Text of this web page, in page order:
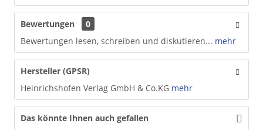
Bewertungen
0
Bewertungen lesen, schreiben und diskutieren... mehr
Hersteller (GPSR)
Heinrichshofen Verlag GmbH & Co.KG mehr
Das könnte Ihnen auch gefallen